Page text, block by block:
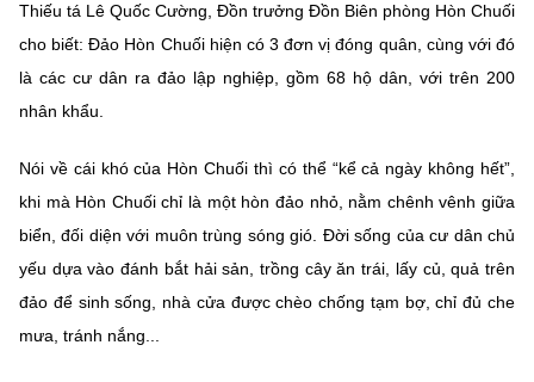
Giám đốc Trung tâm Truyền thông Khoa học và Công nghệ.
Liên hệ
Địa chỉ: Ban Biên tập Cổng TTĐT - 18 Nguyễn Du, TP. Hà Nội
Điện thoại: 024 3936 9506
(Ghi rõ nguồn "https://mst.gov.vn" khi phát hành lại thông tin từ
website này)
Thiếu tá Lê Quốc Cường, Đồn trưởng Đồn Biên phòng Hòn Chuối
cho biết: Đảo Hòn Chuối hiện có 3 đơn vị đóng quân, cùng với đó
là các cư dân ra đảo lập nghiệp, gồm 68 hộ dân, với trên 200
nhân khẩu.
Nói về cái khó của Hòn Chuối thì có thể “kể cả ngày không hết”,
khi mà Hòn Chuối chỉ là một hòn đảo nhỏ, nằm chênh vênh giữa
biển, đối diện với muôn trùng sóng gió. Đời sống của cư dân chủ
yếu dựa vào đánh bắt hải sản, trồng cây ăn trái, lấy củ, quả trên
đảo để sinh sống, nhà cửa được chèo chống tạm bợ, chỉ đủ che
mưa, tránh nắng...